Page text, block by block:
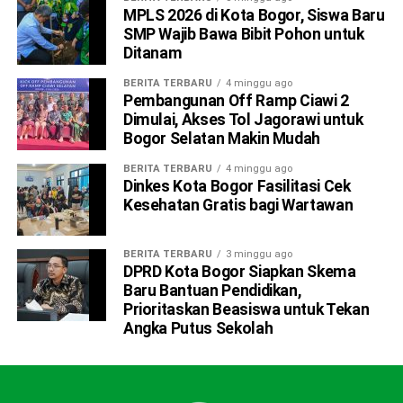
est laborum.
Sed ut perspiciatis unde omnis iste natus error sit
voluptatem accusantium doloremque laudantium, totam
rem aperiam, eaque ipsa quae ab illo inventore veritatis et
quasi architecto beatae vitae dicta sunt explicabo.
“Duis aute irure dolor in
reprehenderit in
voluptate velit esse
cillum dolore eu fugiat”
Neque porro quisquam est, qui dolorem ipsum quia dolor
sit amet, consectetur, adipisci velit, sed quia non
MPLS 2026 di Kota Bogor, Siswa Baru
SMP Wajib Bawa Bibit Pohon untuk
Ditanam
BERITA TERBARU 4 minggu ago
Pembangunan Off Ramp Ciawi 2
Dimulai, Akses Tol Jagorawi untuk
Bogor Selatan Makin Mudah
BERITA TERBARU 4 minggu ago
Dinkes Kota Bogor Fasilitasi Cek
Kesehatan Gratis bagi Wartawan
BERITA TERBARU 3 minggu ago
DPRD Kota Bogor Siapkan Skema
Baru Bantuan Pendidikan,
Prioritaskan Beasiswa untuk Tekan
Angka Putus Sekolah